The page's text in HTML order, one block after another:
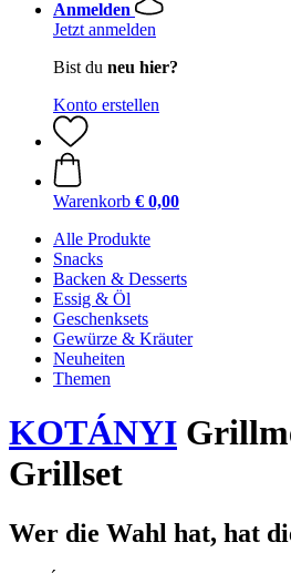
Anmelden
Jetzt anmelden
Bist du neu hier?
Konto erstellen
Warenkorb € 0,00
Alle Produkte
Snacks
Backen & Desserts
Essig & Öl
Geschenksets
Gewürze & Kräuter
Neuheiten
Themen
KOTÁNYI
Grillset
Wer die Wahl hat, hat